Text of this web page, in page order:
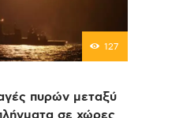
127
πυρών μεταξύ
σε χώρες